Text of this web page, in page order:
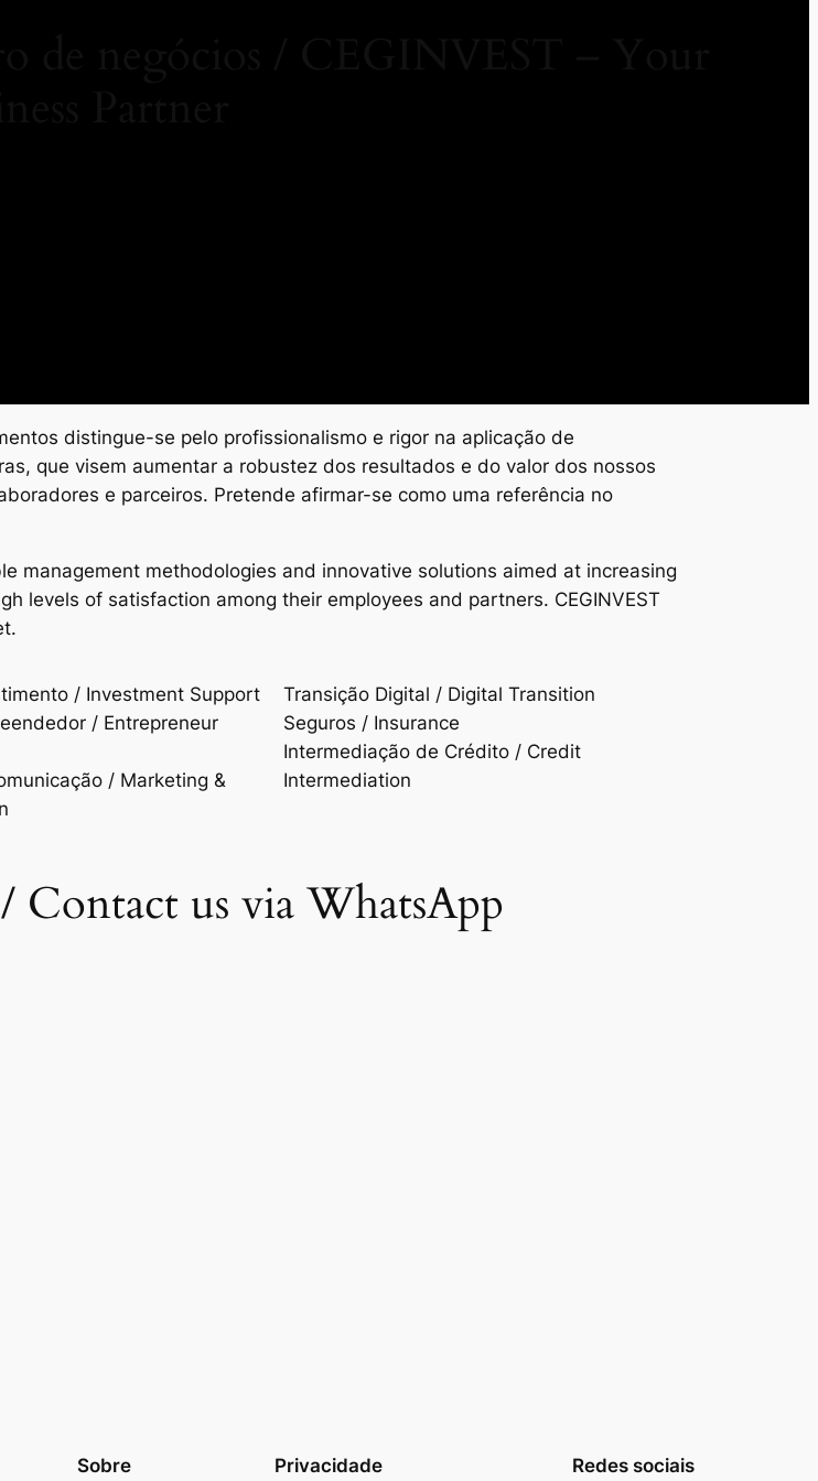
distingue-se pelo profissionalismo e rigor na aplicação de
que visem aumentar a robustez dos resultados e do valor dos nossos
e parceiros. Pretende afirmar-se como uma referência no
management methodologies and innovative solutions aimed at increasing
levels of satisfaction among their employees and partners. CEGINVEST
/ Investment Support
/ Entrepreneur
/ Marketing &
Transição Digital / Digital Transition
Seguros / Insurance
Intermediação de Crédito / Credit
Intermediation
Contact us via WhatsApp
Sobre Privacidade Redes sociais